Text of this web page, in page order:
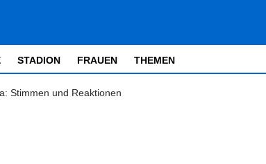
STADION FRAUEN THEMEN
Stimmen und Reaktionen